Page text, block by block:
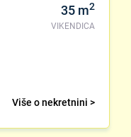
35 m2
VIKENDICA
Više o nekretnini >